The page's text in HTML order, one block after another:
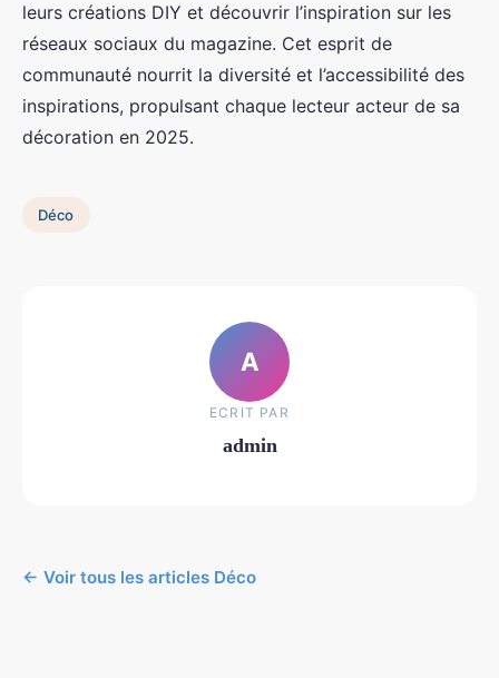
leurs créations DIY et découvrir l’inspiration sur les
réseaux sociaux du magazine. Cet esprit de
communauté nourrit la diversité et l’accessibilité des
inspirations, propulsant chaque lecteur acteur de sa
décoration en 2025.
Déco
A
ECRIT PAR
admin
← Voir tous les articles Déco